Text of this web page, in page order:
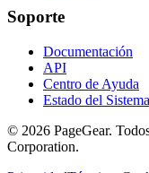
Soporte
Documentación
API
Centro de Ayuda
Estado del Sistema
© 2026 PageGear.
Corporation.